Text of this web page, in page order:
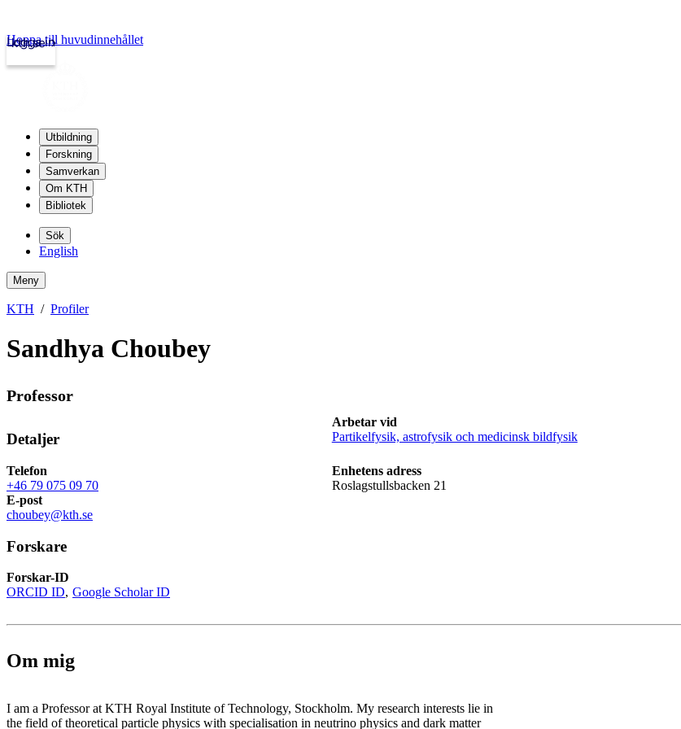
kth.se
Logga in
Hoppa till huvudinnehållet
Utbildning
Forskning
Samverkan
Om KTH
Bibliotek
Sök
English
Meny
KTH Profiler
Sandhya Choubey
Professor
Detaljer
Arbetar vid
Partikelfysik, astrofysik och medicinsk bildfysik
Telefon
+46 79 075 09 70
Enhetens adress
Roslagstullsbacken 21
E-post
choubey@kth.se
Forskare
Forskar-ID
ORCID ID Google Scholar ID
Om mig
I am a Professor at KTH Royal Institute of Technology, Stockholm. My research interests lie in
the field of theoretical particle physics with specialisation in neutrino physics and dark matter